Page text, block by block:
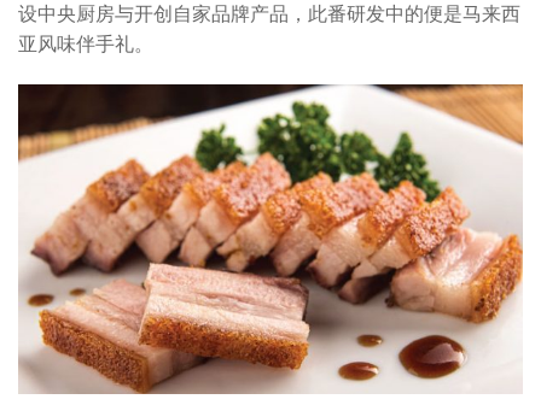
设中央厨房与开创自家品牌产品，此番研发中的便是马来西
亚风味伴手礼。